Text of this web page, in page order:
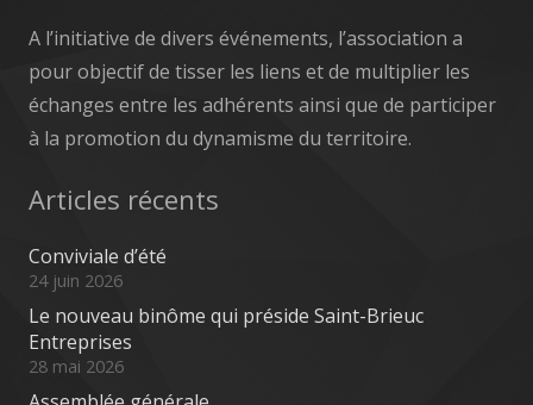
A l’initiative de divers événements, l’association a
pour objectif de tisser les liens et de multiplier les
échanges entre les adhérents ainsi que de participer
à la promotion du dynamisme du territoire.
Articles récents
Conviviale d’été
24 juin 2026
Le nouveau binôme qui préside Saint-Brieuc
Entreprises
28 mai 2026